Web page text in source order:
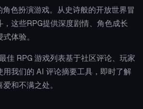
色扮演游戏。从史诗般的开放世界冒
，这些RPG提供深度剧情、角色成长
体验。
佳 RPG 游戏列表基于社区评论、玩家
用我们的 AI 评论摘要工具，即时了解
和不满之处。